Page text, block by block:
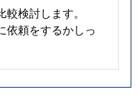
検討します。
依頼をするかしっ